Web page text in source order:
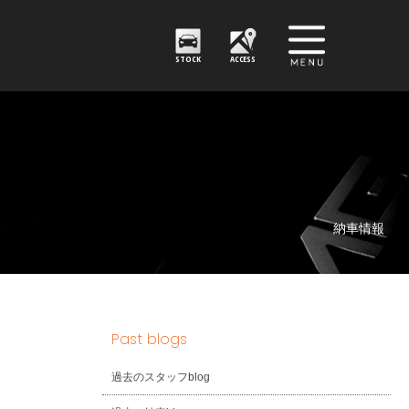
STOCK ACCESS
納車情報
Past blogs
過去のスタッフblog